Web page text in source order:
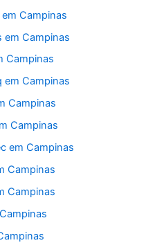
Campinas
em Campinas
Campinas
em Campinas
Campinas
Campinas
em Campinas
Campinas
Campinas